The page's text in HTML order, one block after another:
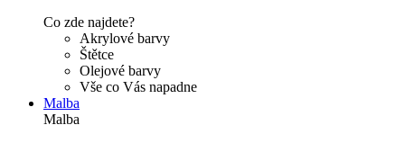
Co zde najdete?
Akrylové barvy
Štětce
Olejové barvy
Vše co Vás napadne
Malba
Malba